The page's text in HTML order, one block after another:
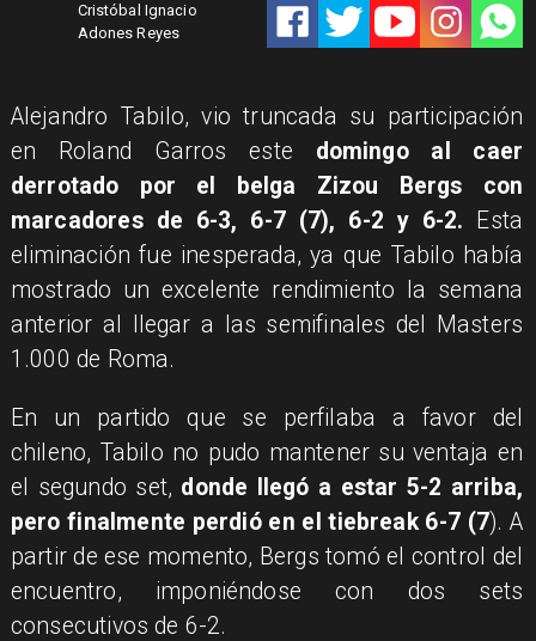
Cristóbal Ignacio
Adones Reyes
​Alejandro Tabilo, vio truncada su participación
en Roland Garros este domingo al caer
derrotado por el belga Zizou Bergs con
marcadores de 6-3, 6-7 (7), 6-2 y 6-2. Esta
eliminación fue inesperada, ya que Tabilo había
mostrado un excelente rendimiento la semana
anterior al llegar a las semifinales del Masters
1.000 de Roma.
En un partido que se perfilaba a favor del
chileno, Tabilo no pudo mantener su ventaja en
el segundo set, donde llegó a estar 5-2 arriba,
pero finalmente perdió en el tiebreak 6-7 (7). A
partir de ese momento, Bergs tomó el control del
encuentro, imponiéndose con dos sets
consecutivos de 6-2.